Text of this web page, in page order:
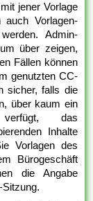
jener Vorlage
auch Vorlagen-
Admin-
über zeigen,
Fällen können
genutzten CC-
sicher, falls die
über kaum ein
verfügt, das
Inhalte
Vorlagen des
Bürogeschäft
die Angabe